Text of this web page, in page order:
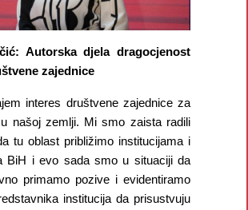
Autorska djela dragocjenost
zajednice
interes društvene zajednice za
našoj zemlji. Mi smo zaista radili
tu oblast približimo institucijama i
BiH i evo sada smo u situaciji da
primamo pozive i evidentiramo
institucija da prisustvuju